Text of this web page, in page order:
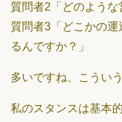
質問者2「どのような
質問者3「どこかの
るんですか？」
多いですね、こうい
私のスタンスは基本